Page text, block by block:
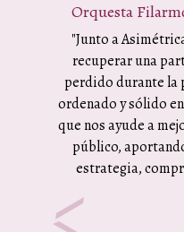
Orquesta
"Junto a
recuperar una
perdido durante la
ordenado y sólido
que nos ayude a
público,
estrategia,